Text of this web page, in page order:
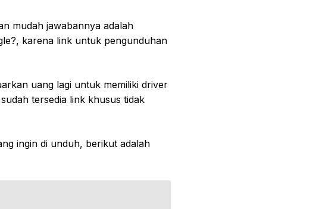
mudah jawabannya adalah
karena link untuk pengunduhan
uang lagi untuk memiliki driver
tersedia link khusus tidak
ingin di unduh, berikut adalah